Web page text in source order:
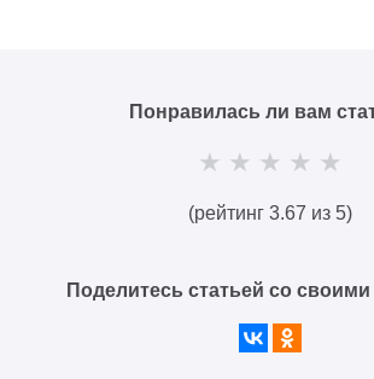
Понравилась ли вам
(рейтинг 3.67 из 5)
Поделитесь статьей со